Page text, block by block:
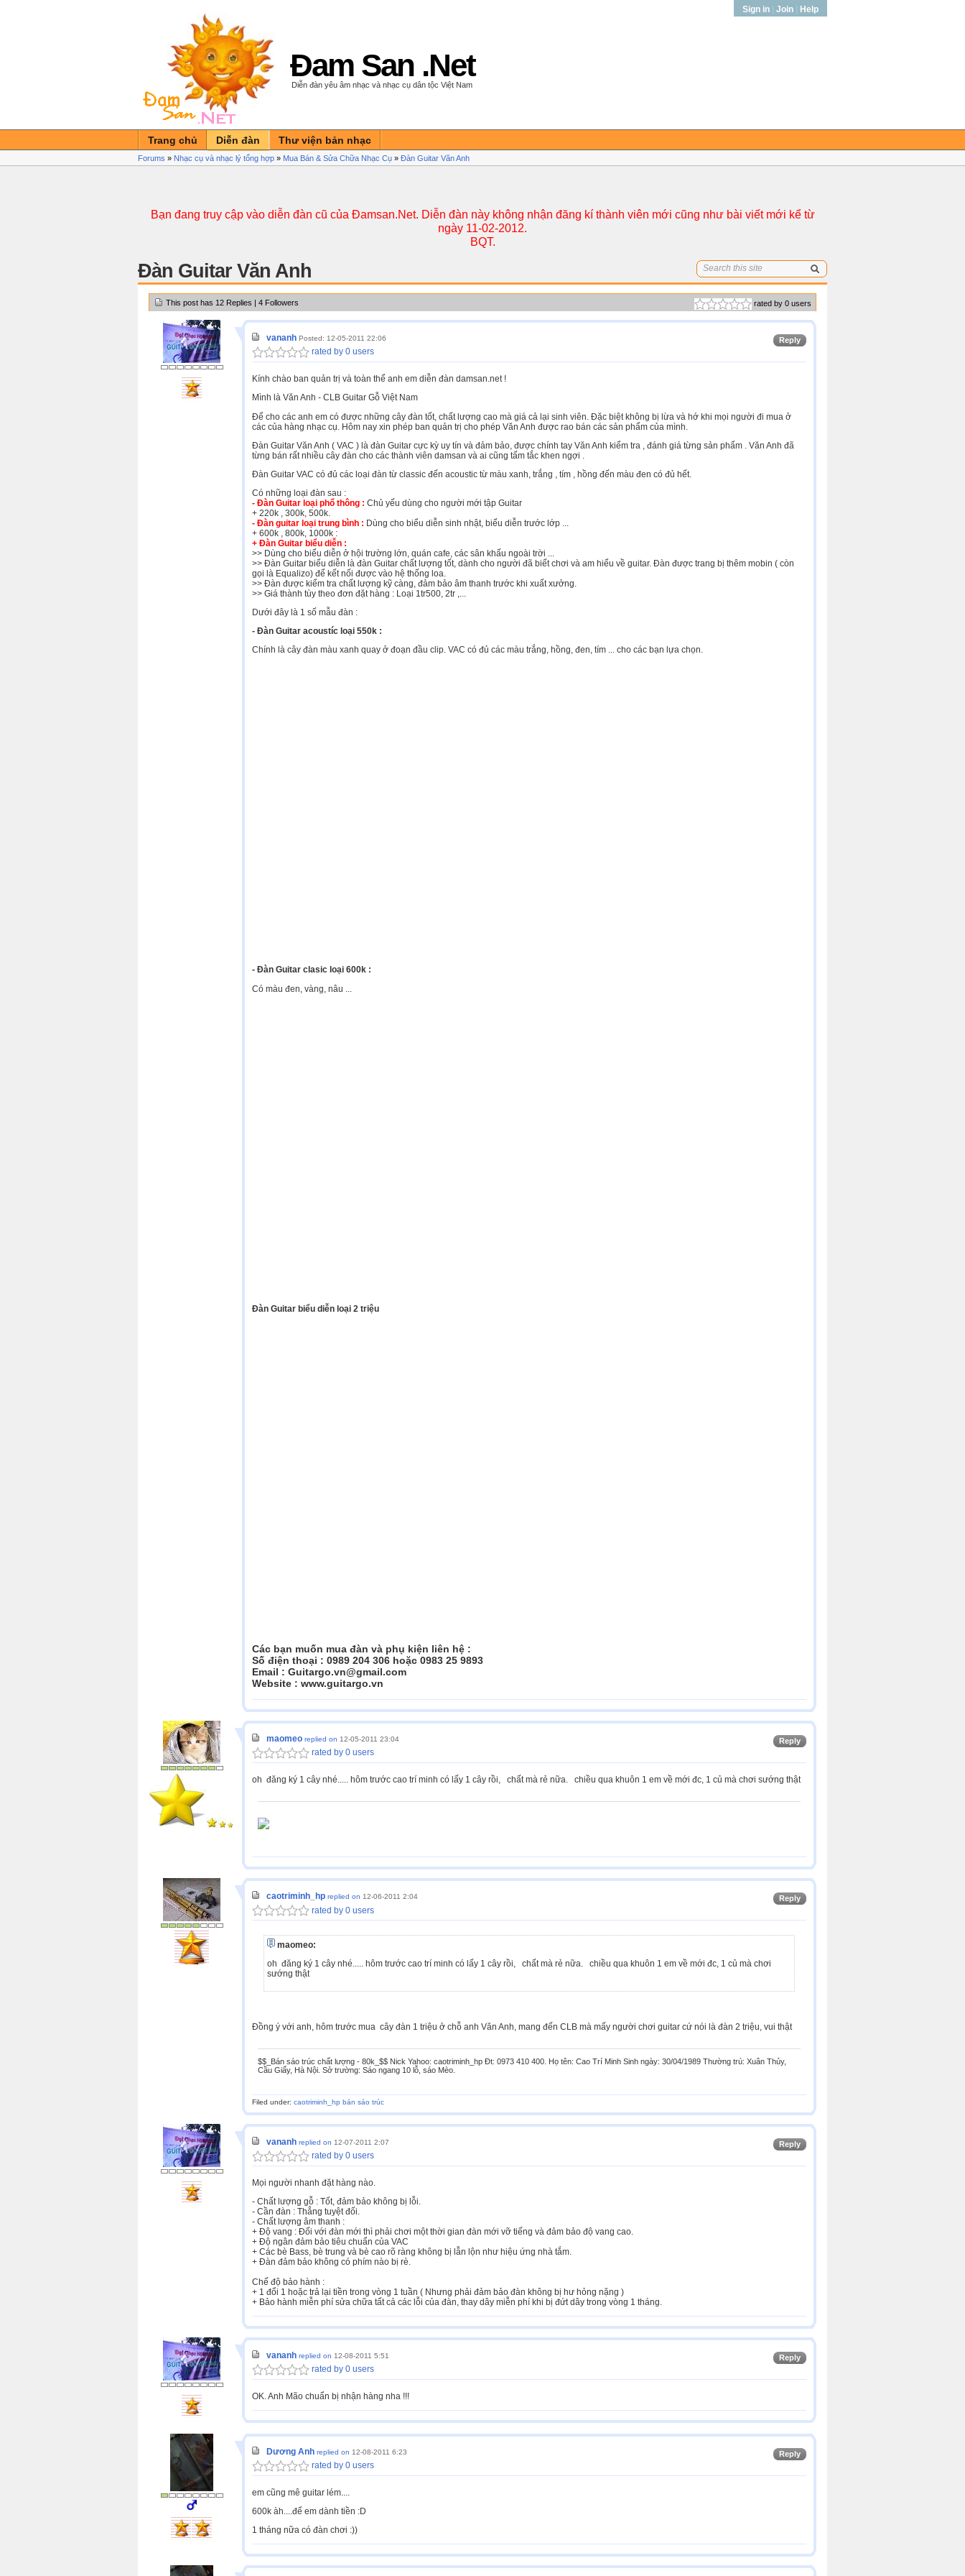
Đam San .Net
Diễn đàn yêu âm nhạc và nhạc cụ dân tộc Việt Nam
Sign in Join Help
Trang chủ Diễn đàn Thư viện bản nhạc
Forums » Nhạc cụ và nhạc lý tổng hợp » Mua Bán & Sửa Chữa Nhạc Cụ » Đàn Guitar Văn Anh
Bạn đang truy cập vào diễn đàn cũ của Đamsan.Net. Diễn đàn này không nhận đăng kí thành viên mới cũng như bài viết mới kể từ
ngày 11-02-2012.
BQT.
Đàn Guitar Văn Anh
rated by 0 users
This post has 12 Replies | 4 Followers
Reply
vananh Posted: 12-05-2011 22:06
rated by 0 users
Kính chào ban quản trị và toàn thể anh em diễn đàn damsan.net !
Mình là Văn Anh - CLB Guitar Gỗ Việt Nam
Để cho các anh em có được những cây đàn tốt, chất lượng cao mà giá cả lại sinh viên. Đặc biệt không bị lừa và hớ khi mọi người đi mua ở
các của hàng nhạc cụ. Hôm nay xin phép ban quản trị cho phép Văn Anh được rao bán các sản phẩm của mình.
Đàn Guitar Văn Anh ( VAC ) là đàn Guitar cực kỳ uy tín và đảm bảo, được chính tay Văn Anh kiểm tra , đánh giá từng sản phẩm . Văn Anh đã
từng bán rất nhiều cây đàn cho các thành viên damsan và ai cũng tấm tắc khen ngợi .
Đàn Guitar VAC có đủ các loại đàn từ classic đến acoustic từ màu xanh, trắng , tím , hồng đến màu đen có đủ hết.
Có những loại đàn sau :
- Đàn Guitar loại phổ thông : Chủ yếu dùng cho người mới tập Guitar
+ 220k , 300k, 500k.
- Đàn guitar loại trung bình : Dùng cho biểu diễn sinh nhật, biểu diễn trước lớp ...
+ 600k , 800k, 1000k :
+ Đàn Guitar biểu diễn :
>> Dùng cho biểu diễn ở hội trường lớn, quán cafe, các sân khấu ngoài trời ...
>> Đàn Guitar biểu diễn là đàn Guitar chất lượng tốt, dành cho người đã biết chơi và am hiểu về guitar. Đàn được trang bị thêm mobin ( còn
gọi là Equalizo) để kết nối được vào hệ thống loa.
>> Đàn được kiểm tra chất lượng kỹ càng, đảm bảo âm thanh trước khi xuất xưởng.
>> Giá thành tùy theo đơn đặt hàng : Loại 1tr500, 2tr ,...
Dưới đây là 1 số mẫu đàn :
- Đàn Guitar acoustíc loại 550k :
Chính là cây đàn màu xanh quay ở đoạn đầu clip. VAC có đủ các màu trắng, hồng, đen, tím ... cho các bạn lựa chọn.
- Đàn Guitar clasic loại 600k :
Có màu đen, vàng, nâu ...
Đàn Guitar biểu diễn loại 2 triệu
Các bạn muốn mua đàn và phụ kiện liên hệ :
Số điện thoại : 0989 204 306 hoặc 0983 25 9893
Email : Guitargo.vn@gmail.com
Website : www.guitargo.vn
Reply
maomeo replied on 12-05-2011 23:04
rated by 0 users
oh đăng ký 1 cây nhé..... hôm trước cao trí minh có lấy 1 cây rồi, chất mà rẻ nữa. chiều qua khuôn 1 em về mới đc, 1 củ mà chơi sướng thật
Reply
caotriminh_hp replied on 12-06-2011 2:04
rated by 0 users
maomeo:
oh đăng ký 1 cây nhé..... hôm trước cao trí minh có lấy 1 cây rồi, chất mà rẻ nữa. chiều qua khuôn 1 em về mới đc, 1 củ mà chơi
sướng thật
Đồng ý với anh, hôm trước mua cây đàn 1 triệu ở chỗ anh Văn Anh, mang đến CLB mà mấy người chơi guitar cứ nói là đàn 2 triệu, vui thật
$$_Bán sáo trúc chất lượng - 80k_$$ Nick Yahoo: caotriminh_hp Đt: 0973 410 400. Họ tên: Cao Trí Minh Sinh ngày: 30/04/1989 Thường trú: Xuân Thủy,
Cầu Giấy, Hà Nội. Sở trường: Sáo ngang 10 lỗ, sáo Mèo.
Filed under: caotriminh_hp bán sáo trúc
Reply
vananh replied on 12-07-2011 2:07
rated by 0 users
Mọi người nhanh đặt hàng nào.
- Chất lượng gỗ : Tốt, đảm bảo không bị lỗi.
- Cần đàn : Thẳng tuyệt đối.
- Chất lượng âm thanh :
+ Độ vang : Đối với đàn mới thì phải chơi một thời gian đàn mới vỡ tiếng và đảm bảo độ vang cao.
+ Độ ngân đảm bảo tiêu chuẩn của VAC
+ Các bè Bass, bè trung và bè cao rõ ràng không bị lẫn lộn như hiệu ứng nhà tắm.
+ Đàn đảm bảo không có phím nào bị rè.
Chế độ bảo hành :
+ 1 đổi 1 hoặc trả lại tiền trong vòng 1 tuần ( Nhưng phải đảm bảo đàn không bị hư hỏng nặng )
+ Bảo hành miễn phí sửa chữa tất cả các lỗi của đàn, thay dây miễn phí khi bị đứt dây trong vòng 1 tháng.
Reply
vananh replied on 12-08-2011 5:51
rated by 0 users
OK. Anh Mão chuẩn bị nhận hàng nha !!!
Reply
Dương Anh replied on 12-08-2011 6:23
rated by 0 users
em cũng mê guitar lém....
600k àh....để em dành tiền :D
1 tháng nữa có đàn chơi :))